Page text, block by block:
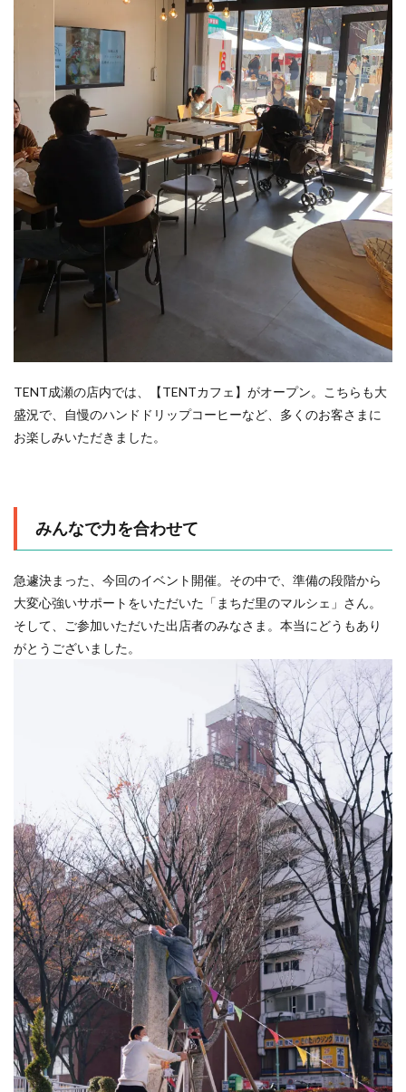
TENT成瀬の店内では、【TENTカフェ】がオープン。こちらも大
盛況で、自慢のハンドドリップコーヒーなど、多くのお客さまに
お楽しみいただきました。
みんなで力を合わせて
急遽決まった、今回のイベント開催。その中で、準備の段階から
大変心強いサポートをいただいた「まちだ里のマルシェ」さん。
そして、ご参加いただいた出店者のみなさま。本当にどうもあり
がとうございました。